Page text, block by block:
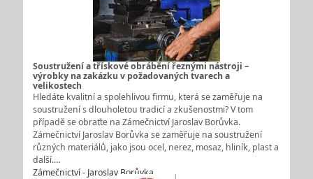
Soustružení a třískové obrábění řeznými nástroji –
výrobky na zakázku v požadovaných tvarech a
velikostech
Hledáte kvalitní a spolehlivou firmu, která se zaměřuje na
soustružení s dlouholetou tradicí a zkušenostmi? V tom
případě se obraťte na Zámečnictví Jaroslav Borůvka.
Zámečnictví Jaroslav Borůvka se zaměřuje na soustružení
různých materiálů, jako jsou ocel, nerez, mosaz, hliník, plast a
další.…
Zámečnictví - Jaroslav Borůvka